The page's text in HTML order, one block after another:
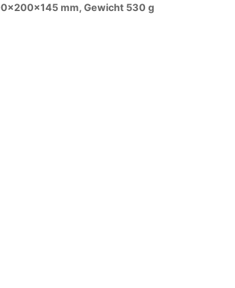
mm, Gewicht 530 g